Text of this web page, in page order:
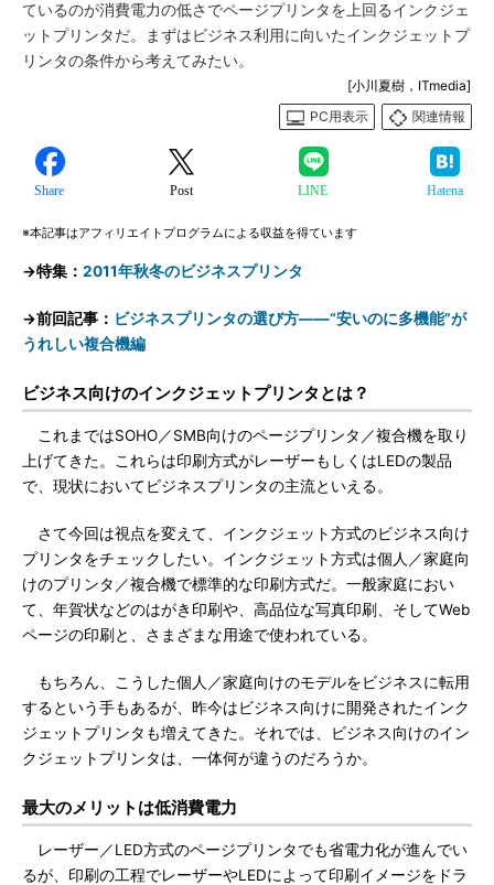
ているのが消費電力の低さでページプリンタを上回るインクジェ
ットプリンタだ。まずはビジネス利用に向いたインクジェットプ
リンタの条件から考えてみたい。
[小川夏樹，ITmedia]
PC用表示
関連情報
Share Post LINE Hatena
※本記事はアフィリエイトプログラムによる収益を得ています
→特集： 2011年秋冬のビジネスプリンタ
→前回記事： ビジネスプリンタの選び方――“安いのに多機能”が
うれしい複合機編
ビジネス向けのインクジェットプリンタとは？
これまではSOHO／SMB向けのページプリンタ／複合機を取り
上げてきた。これらは印刷方式がレーザーもしくはLEDの製品
で、現状においてビジネスプリンタの主流といえる。
さて今回は視点を変えて、インクジェット方式のビジネス向け
プリンタをチェックしたい。インクジェット方式は個人／家庭向
けのプリンタ／複合機で標準的な印刷方式だ。一般家庭におい
て、年賀状などのはがき印刷や、高品位な写真印刷、そしてWeb
ページの印刷と、さまざまな用途で使われている。
もちろん、こうした個人／家庭向けのモデルをビジネスに転用
するという手もあるが、昨今はビジネス向けに開発されたインク
ジェットプリンタも増えてきた。それでは、ビジネス向けのイン
クジェットプリンタは、一体何が違うのだろうか。
最大のメリットは低消費電力
レーザー／LED方式のページプリンタでも省電力化が進んでい
るが、印刷の工程でレーザーやLEDによって印刷イメージをドラ